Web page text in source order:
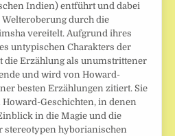
Indien) entführt und dabei
durch die
vereitelt. Aufgrund ihres
untypischen Charakters der
die Erzählung als unumstrittener
und wird von Howard-
besten Erzählungen zitiert. Sie
Geschichten, in denen
in die Magie und die
stereotypen hyborianischen